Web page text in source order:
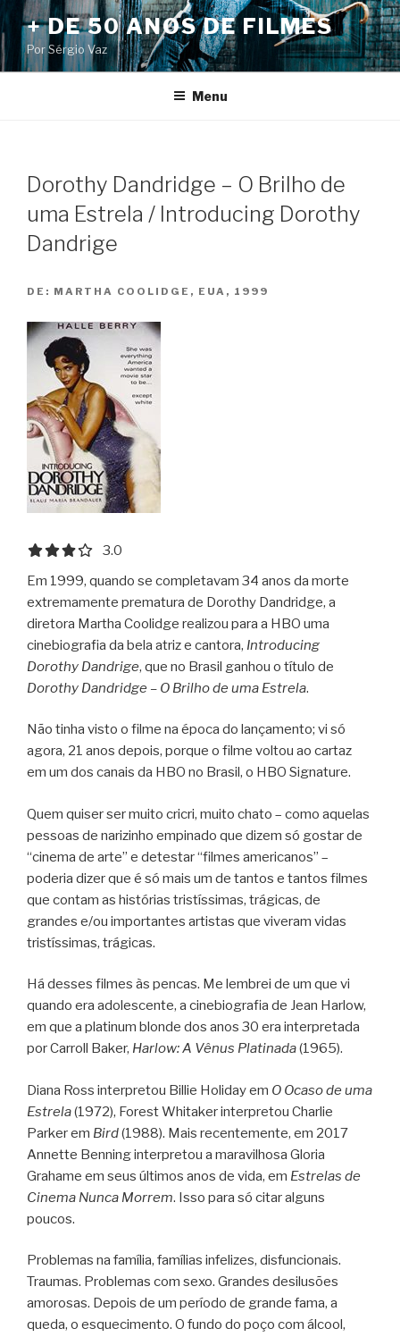
Pular
para
o
conteúdo
+ DE 50 ANOS DE FILMES
Por Sérgio Vaz
Menu
Dorothy Dandridge – O Brilho de
uma Estrela / Introducing Dorothy
Dandrige
DE: MARTHA COOLIDGE, EUA, 1999
3.0 out of 5.0 stars
3.0
Em 1999, quando se completavam 34 anos da morte
extremamente prematura de Dorothy Dandridge, a
diretora Martha Coolidge realizou para a HBO uma
cinebiografia da bela atriz e cantora, Introducing
Dorothy Dandrige, que no Brasil ganhou o título de
Dorothy Dandridge – O Brilho de uma Estrela.
Não tinha visto o filme na época do lançamento; vi só
agora, 21 anos depois, porque o filme voltou ao cartaz
em um dos canais da HBO no Brasil, o HBO Signature.
Quem quiser ser muito cricri, muito chato – como aquelas
pessoas de narizinho empinado que dizem só gostar de
“cinema de arte” e detestar “filmes americanos” –
poderia dizer que é só mais um de tantos e tantos filmes
que contam as histórias tristíssimas, trágicas, de
grandes e/ou importantes artistas que viveram vidas
tristíssimas, trágicas.
Há desses filmes às pencas. Me lembrei de um que vi
quando era adolescente, a cinebiografia de Jean Harlow,
em que a platinum blonde dos anos 30 era interpretada
por Carroll Baker, Harlow: A Vênus Platinada(1965).
Diana Ross interpretou Billie Holiday em O Ocaso de uma
Estrela(1972), Forest Whitaker interpretou Charlie
Parker em Bird(1988). Mais recentemente, em 2017
Annette Benning interpretou a maravilhosa Gloria
Grahame em seus últimos anos de vida, em Estrelas de
Cinema Nunca Morrem. Isso para só citar alguns
poucos.
Problemas na família, famílias infelizes, disfuncionais.
Traumas. Problemas com sexo. Grandes desilusões
amorosas. Depois de um período de grande fama, a
queda, o esquecimento. O fundo do poço com álcool,